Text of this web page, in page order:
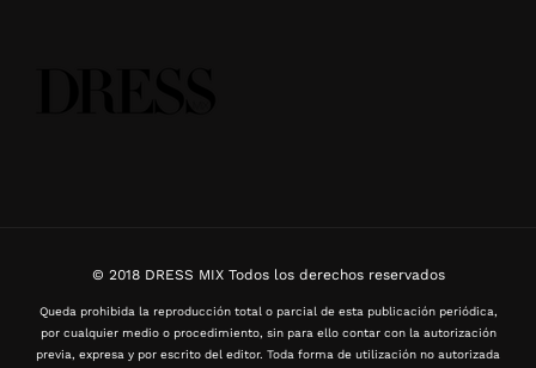
© 2018 DRESS MIX Todos los derechos reservados
Queda prohibida la reproducción total o parcial de esta publicación periódica,
por cualquier medio o procedimiento, sin para ello contar con la autorización
previa, expresa y por escrito del editor. Toda forma de utilización no autorizada